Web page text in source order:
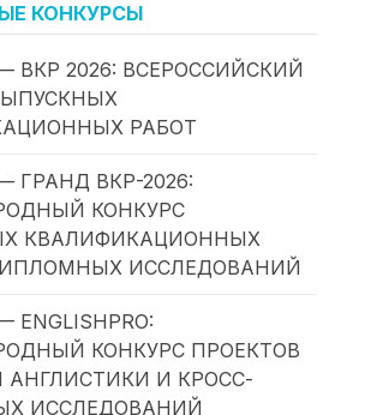
КОНКУРСЫ
— ВКР 2026: ВСЕРОССИЙСКИЙ
РАБОТ
ГРАНД ВКР-2026:
КОНКУРС
КВАЛИФИКАЦИОННЫХ
ИССЛЕДОВАНИЙ
ENGLISHPRO:
КОНКУРС ПРОЕКТОВ
АНГЛИСТИКИ И КРОСС-
ИССЛЕДОВАНИЙ